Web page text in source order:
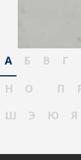
А Б В Г
Н
О П
Ш
Э Ю Я